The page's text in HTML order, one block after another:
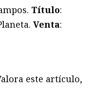
Título:
Venta:
este artículo,